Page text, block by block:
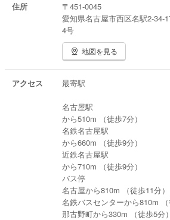
住所
〒451-0045
愛知県名古屋市西区名駅2-
4号
地図を見る
アクセス 最寄駅
名古屋駅
から510m （徒歩7分）
名鉄名古屋駅
から660m （徒歩9分）
近鉄名古屋駅
から710m （徒歩9分）
バス停
名古屋から810m （徒歩11分）
名鉄バスセンターから810m （
那古野町から330m （徒歩5分）